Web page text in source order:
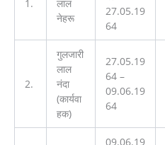
1.
लाल
नेहरू
27.05.19
64
2.
गुलजारी
लाल
नंदा
(कार्यवा
हक)
27.05.19
64 –
09.06.19
64
09.06.19